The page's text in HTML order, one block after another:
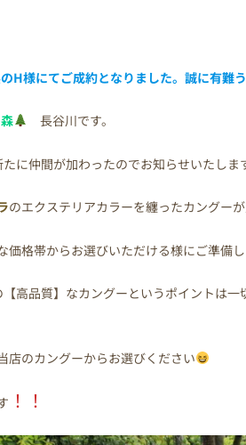
H様にてご成約となりました。誠に有難
森 長谷川です。
たに仲間が加わったのでお知らせいたしま
のエクステリアカラーを纏ったカングー
価格帯からお選びいただける様にご準備
【高品質】なカングーというポイントは一
店のカングーからお選びください
！！